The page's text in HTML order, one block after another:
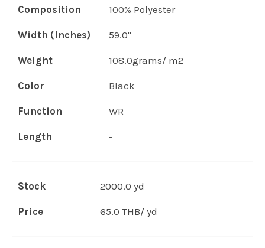
Composition 100% Polyester
Width (Inches) 59.0"
Weight 108.0grams/ m2
Color Black
Function WR
Length -
Stock 2000.0 yd
Price 65.0 THB/ yd